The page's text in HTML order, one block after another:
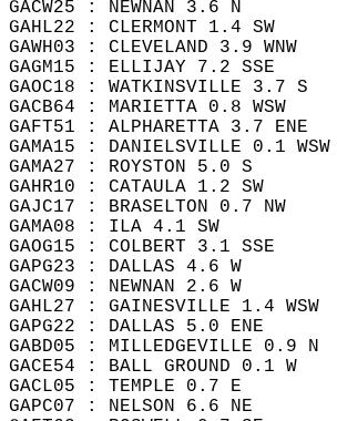
GACW25 : NEWNAN 3.6 N
GAHL22 : CLERMONT 1.4
GAWH03 : CLEVELAND 3.9
GAGM15 : ELLIJAY 7.2
GAOC18 : WATKINSVILLE
GACB64 : MARIETTA 0.8
GAFT51 : ALPHARETTA 3.7
GAMA15 : DANIELSVILLE
GAMA27 : ROYSTON 5.0 S
GAHR10 : CATAULA 1.2
GAJC17 : BRASELTON 0.7
GAMA08 : ILA 4.1 SW
GAOG15 : COLBERT 3.1
GAPG23 : DALLAS 4.6 W
GACW09 : NEWNAN 2.6 W
GAHL27 : GAINESVILLE 1.4
GAPG22 : DALLAS 5.0
GABD05 : MILLEDGEVILLE
GACE54 : BALL GROUND
GACL05 : TEMPLE 0.7 E
GAPC07 : NELSON 6.6 NE